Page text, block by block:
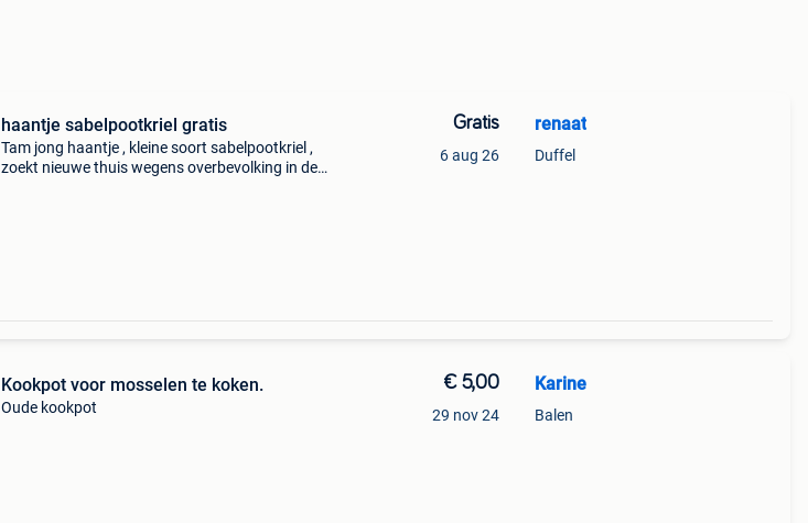
haantje sabelpootkriel gratis
Tam jong haantje , kleine soort sabelpootkriel ,
zoekt nieuwe thuis wegens overbevolking in de
Gratis
6 aug 26
renaat
Duffel
Kookpot voor mosselen te koken.
Oude kookpot
€ 5,00
29 nov 24
Karine
Balen